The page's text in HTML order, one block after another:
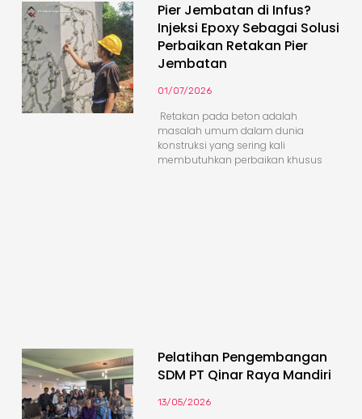
Pier Jembatan di Infus?
Injeksi Epoxy Sebagai Solusi
Perbaikan Retakan Pier
Jembatan
01/07/2026
Retakan pada beton adalah
masalah umum dalam dunia
konstruksi yang sering kali
membutuhkan perbaikan khusus
Pelatihan Pengembangan
SDM PT Qinar Raya Mandiri
13/05/2026